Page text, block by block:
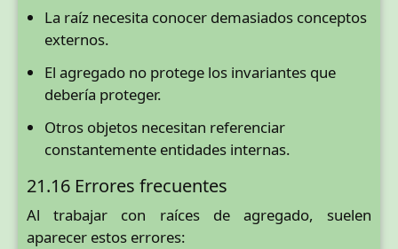
La raíz necesita conocer demasiados conceptos
externos.
El agregado no protege los invariantes que
debería proteger.
Otros objetos necesitan referenciar
constantemente entidades internas.
21.16 Errores frecuentes
Al trabajar con raíces de agregado, suelen
aparecer estos errores: